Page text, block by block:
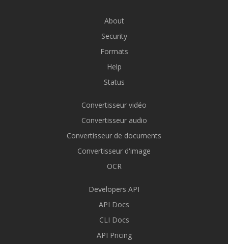
About
Security
Formats
Help
Status
Convertisseur vidéo
Convertisseur audio
Convertisseur de documents
Convertisseur d'image
OCR
Developers API
API Docs
CLI Docs
API Pricing